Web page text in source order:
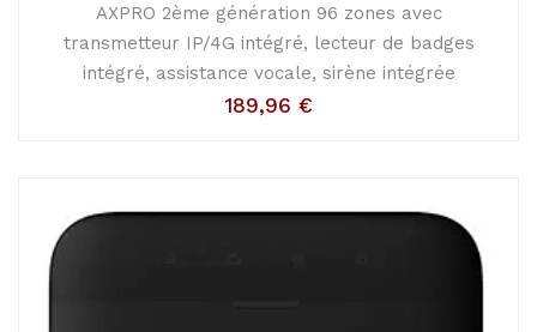
AXPRO 2ème génération 96 zones avec
transmetteur IP/4G intégré, lecteur de badges
intégré, assistance vocale, sirène intégrée
189,96 €